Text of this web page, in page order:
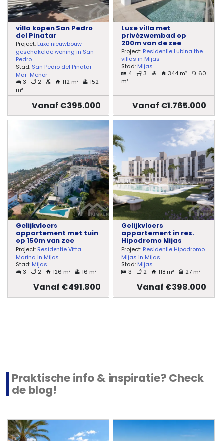
villa kopen San Pedro
del Pinatar
Project: Luxe nieuwbouw
geschakelde woning in San
Pedro
Stad: San Pedro del Pinatar -
Mar-Menor
3
2 112 m²
152
m²
Vanaf €395.000
Luxe villa met
privézwembad op
200m van de zee
Project: Residentie Lubina the
villas in Mijas
Stad: Mijas
4
3 344 m²
60
m²
Vanaf €1.765.000
Gelijkvloers
appartement met tuin
op 150m van zee
Project: Residentie Vitta
Marina in Mijas
Stad: Mijas
3
2 126 m² 16 m²
Vanaf €491.800
Gelijkvloers
appartement in res.
Hipodromo Mijas
Project: Residentie Hipodromo
Mijas in Mijas
Stad: Mijas
3
2 118 m² 27 m²
Vanaf €398.000
Praktische info & inspiratie? Check
de blog!